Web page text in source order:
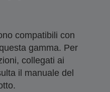
compatibili con
gamma. Per
collegati ai
il manuale del